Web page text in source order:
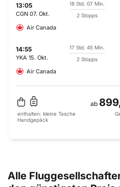
13:05
CGN 07. Okt.
18 Std. 07 Min.
2 Stopps
Air Canada
14:55
YKA 15. Okt.
17 Std. 45 Min.
2 Stopps
Air Canada
ab
enthalten: kleine Tasche
Handgepäck
Alle